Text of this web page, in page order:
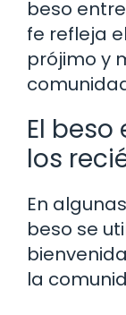
beso
fe refleja
prójimo y
El
los
En
beso se
la